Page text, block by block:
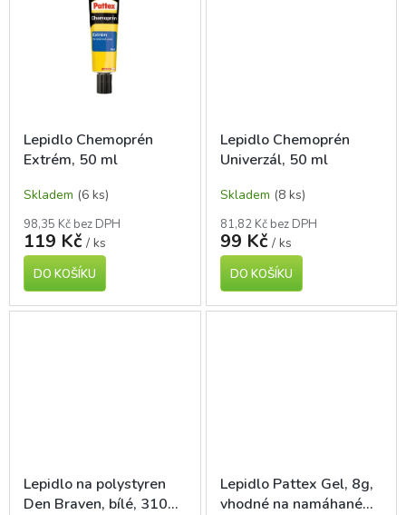
Lepidlo Chemoprén
Extrém, 50 ml
Skladem (6 ks)
98,35 Kč bez DPH
119 Kč / ks
DO KOŠÍKU
Lepidlo Chemoprén
Univerzál, 50 ml
Skladem (8 ks)
81,82 Kč bez DPH
99 Kč / ks
DO KOŠÍKU
Lepidlo na polystyren
Den Braven, bílé, 310
Lepidlo Pattex Gel, 8g,
vhodné na namáhané